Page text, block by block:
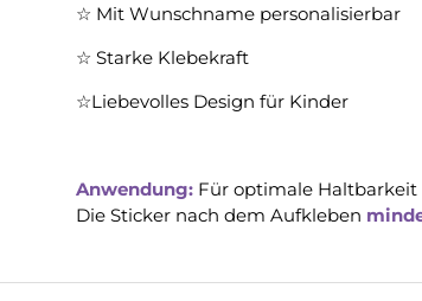
☆ Mit Wunschname personalisierbar
☆ Starke Klebekraft
☆Liebevolles Design für Kinder
Anwendung: Für optimale
Die Sticker nach dem Aufkleben